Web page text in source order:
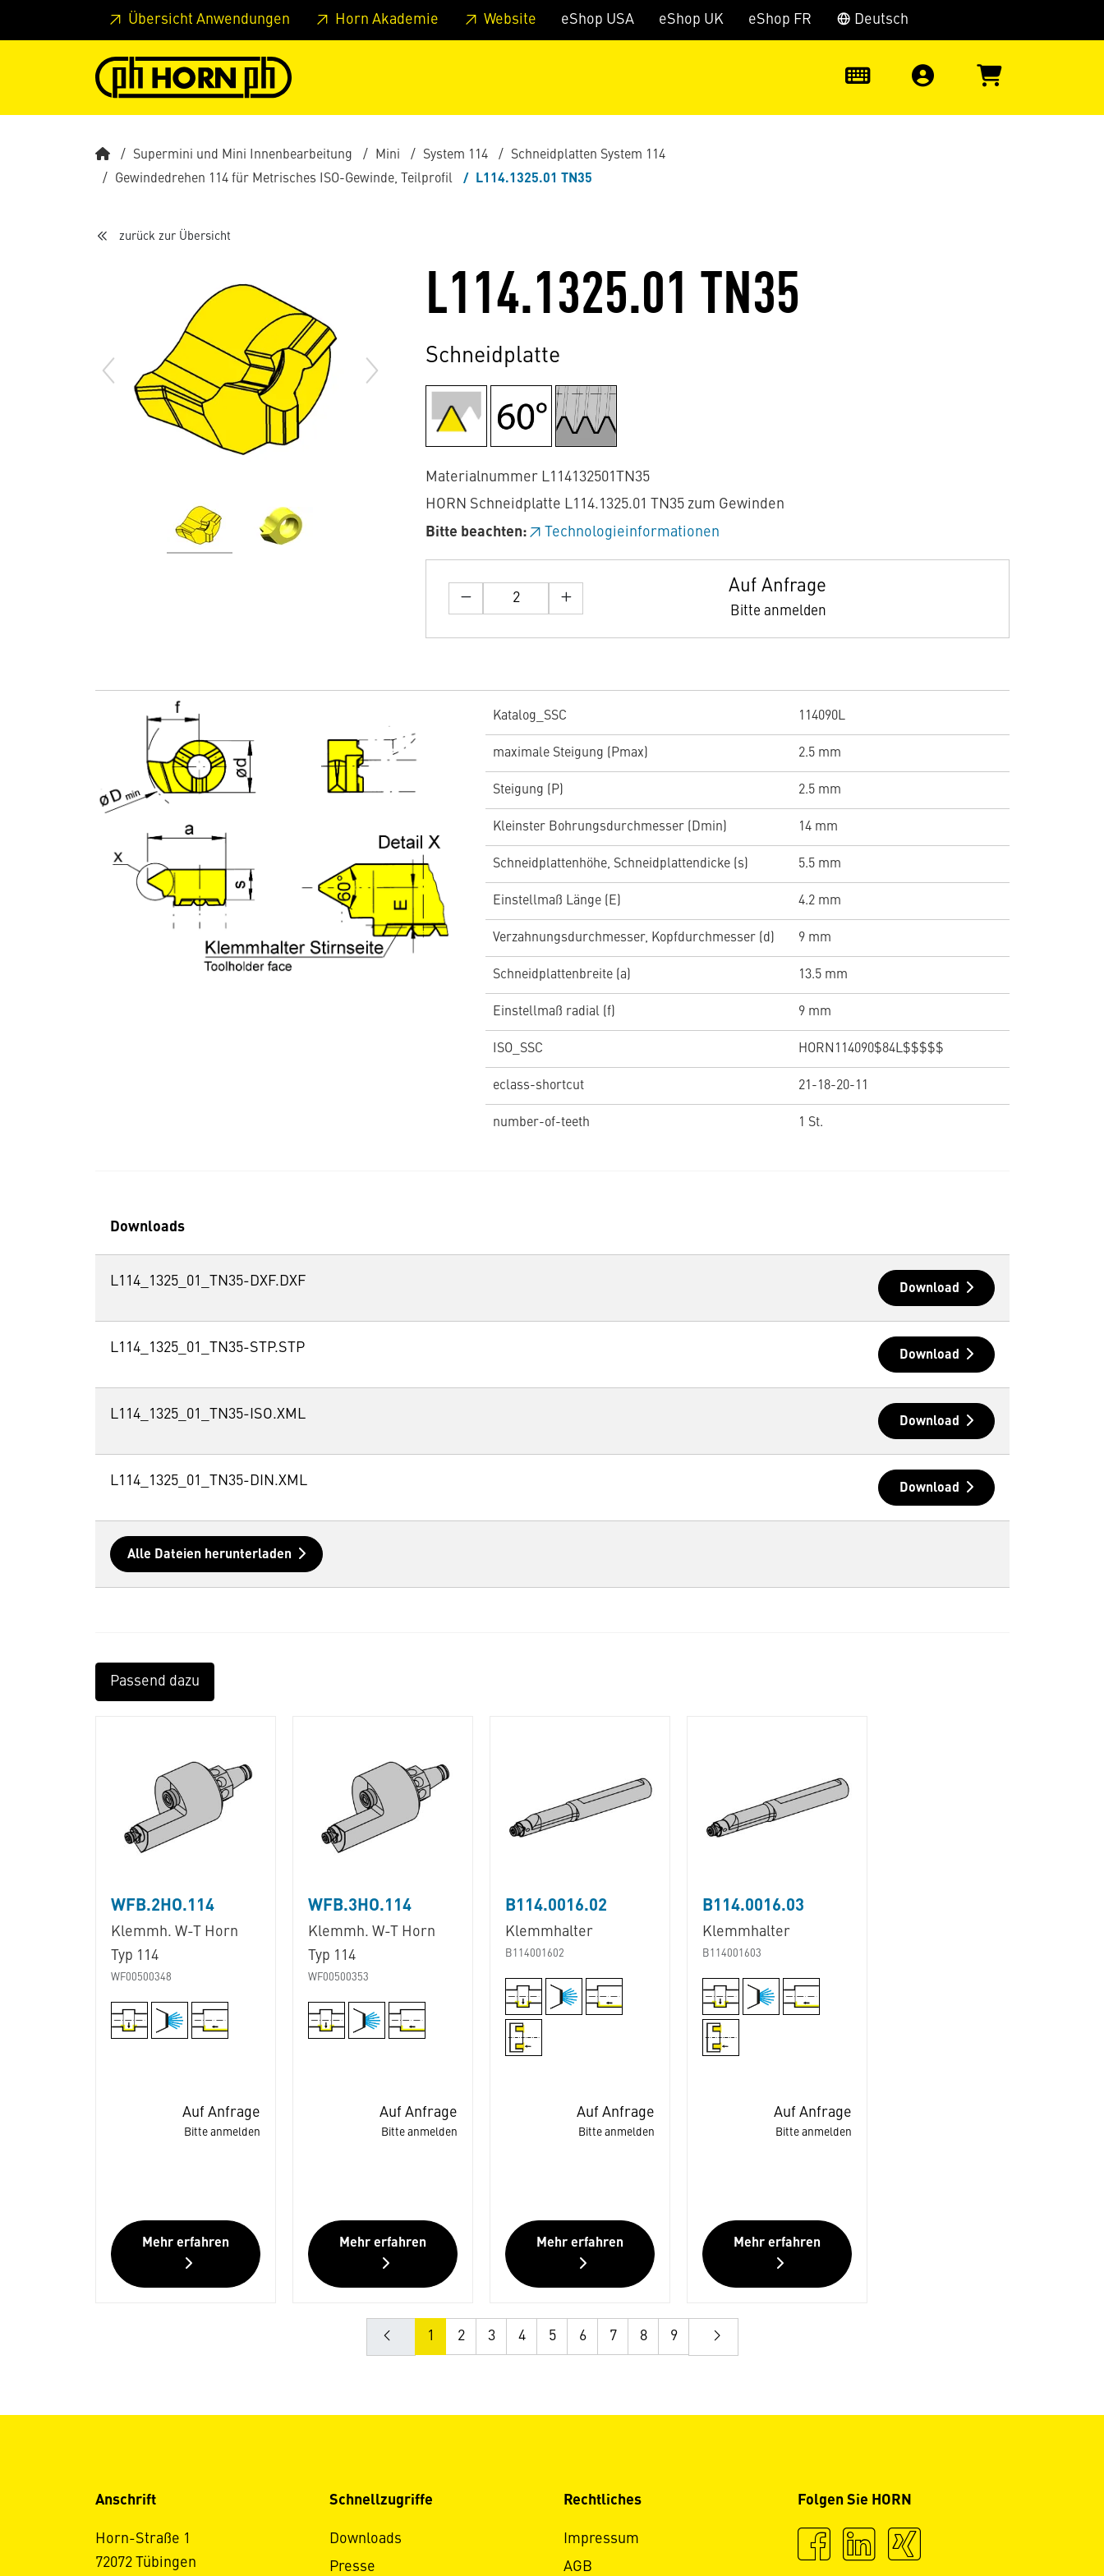
Springe zu Hauptinhalt Springe zum Header Springe zum Footer Springe zum Hauptmenu Springe zur Suche
Übersicht Anwendungen Horn Akademie Website eShop USA eShop UK eShop FR Deutsch
Supermini und Mini Innenbearbeitung Mini System 114
Schneidplatten System 114
Gewindedrehen 114 für Metrisches ISO-Gewinde, Teilprofil
L114.1325.01 TN35
zurück zur Übersicht
L114.1325.01 TN35
Schneidplatte
Materialnummer L114132501TN35
HORN Schneidplatte L114.1325.01 TN35 zum Gewinden
Bitte beachten:
Technologieinformationen
Auf Anfrage
Bitte anmelden
Katalog_SSC 114090L
maximale Steigung (Pmax) 2.5 mm
Steigung (P) 2.5 mm
Kleinster Bohrungsdurchmesser (Dmin) 14 mm
Schneidplattenhöhe, Schneidplattendicke (s) 5.5 mm
Einstellmaß Länge (E) 4.2 mm
Verzahnungsdurchmesser, Kopfdurchmesser (d) 9 mm
Schneidplattenbreite (a) 13.5 mm
Einstellmaß radial (f) 9 mm
ISO_SSC HORN114090$84L$$$$$
eclass-shortcut 21-18-20-11
number-of-teeth 1 St.
Downloads
L114_1325_01_TN35-DXF.DXF Download
L114_1325_01_TN35-STP.STP Download
L114_1325_01_TN35-ISO.XML Download
L114_1325_01_TN35-DIN.XML Download
Alle Dateien herunterladen
Passend dazu
WFB.2HO.114
Klemmh. W-T Horn
Typ 114
WF00500348
Auf Anfrage
Bitte anmelden
Mehr erfahren
WFB.3HO.114
Klemmh. W-T Horn
Typ 114
WF00500353
Auf Anfrage
Bitte anmelden
Mehr erfahren
B114.0016.02
Klemmhalter
B114001602
Auf Anfrage
Bitte anmelden
Mehr erfahren
B114.0016.03
Klemmhalter
B114001603
Auf Anfrage
Bitte anmelden
Mehr erfahren
1 2 3 4 5 6 7 8 9
Anschrift
Horn-Straße 1
72072 Tübingen
Schnellzugriffe
Downloads
Presse
Rechtliches
Impressum
AGB
Folgen Sie HORN